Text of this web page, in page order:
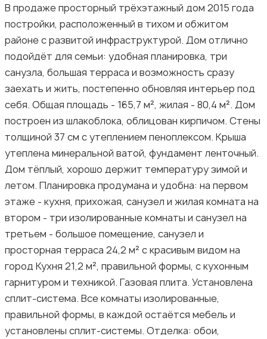
В продаже просторный трёхэтажный дом 2015 года
постройки, расположенный в тихом и обжитом
районе с развитой инфраструктурой. Дом отлично
подойдёт для семьи: удобная планировка, три
санузла, большая терраса и возможность сразу
заехать и жить, постепенно обновляя интерьер под
себя. Общая площадь - 165,7 м², жилая - 80,4 м². Дом
построен из шлакоблока, облицован кирпичом. Стены
толщиной 37 см с утеплением пеноплексом. Крыша
утеплена минеральной ватой, фундамент ленточный.
Дом тёплый, хорошо держит температуру зимой и
летом. Планировка продумана и удобна: на первом
этаже - кухня, прихожая, санузел и жилая комната на
втором - три изолированные комнаты и санузел на
третьем - большое помещение, санузел и
просторная терраса 24,2 м² с красивым видом на
город Кухня 21,2 м², правильной формы, с кухонным
гарнитуром и техникой. Газовая плита. Установлена
сплит-система. Все комнаты изолированные,
правильной формы, в каждой остаётся мебель и
установлены сплит-системы. Отделка: обои,